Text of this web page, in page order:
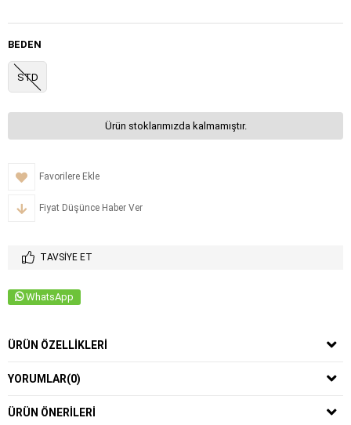
BEDEN
STD
Ürün stoklarımızda kalmamıştır.
Favorilere Ekle
Fiyat Düşünce Haber Ver
TAVSIYE ET
WhatsApp
ÜRÜN ÖZELLIKLERI
YORUMLAR(0)
ÜRÜN ÖNERILERI